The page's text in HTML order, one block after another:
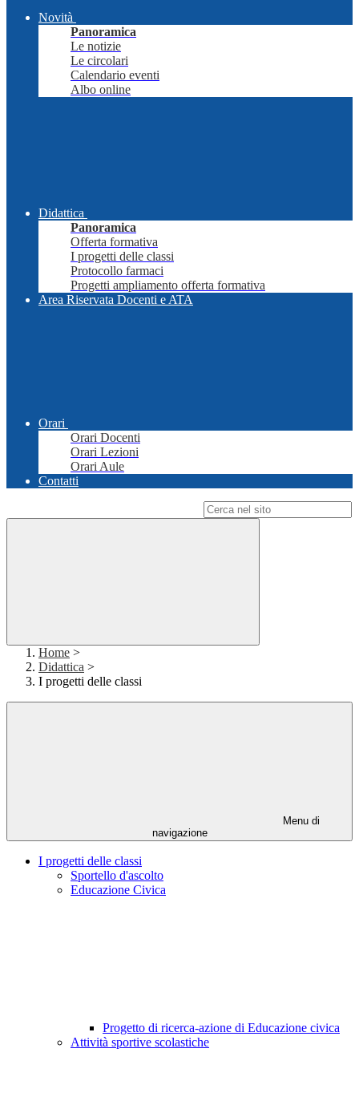
Novità
Panoramica
Le notizie
Le circolari
Calendario eventi
Albo online
Didattica
Panoramica
Offerta formativa
I progetti delle classi
Protocollo farmaci
Progetti ampliamento offerta formativa
Area Riservata Docenti e ATA
Orari
Orari Docenti
Orari Lezioni
Orari Aule
Contatti
Home >
Didattica >
I progetti delle classi
Menu di
navigazione
I progetti delle classi
Sportello d'ascolto
Educazione Civica
Progetto di ricerca-azione di Educazione civica
Attività sportive scolastiche